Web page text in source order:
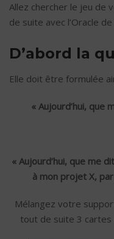
Allez chercher le jeu de
de suite avec l’Oracle de
D’abord la
Elle doit être formulée
« Aujourd’hui, que
« Aujourd’hui, que me
à mon projet X,
Mélangez votre
tout de suite 3 cartes